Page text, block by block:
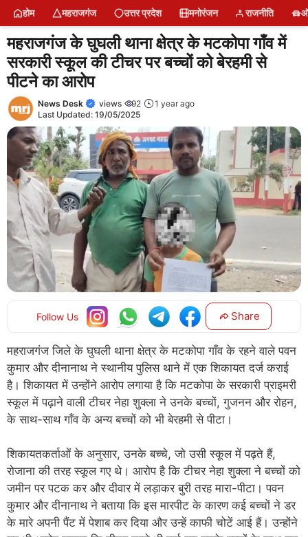
Skip
content
होम महराजगंज उत्तर प्रदेश मनोरंजन राजनीति
महराजगंज के घुघली थाना क्षेत्र के मटकोपा गाँव में
सरकारी स्कूल की टीचर पर बच्चों को बेरहमी से
पीटने का आरोप
News Desk views 92
1 year ago
Last Updated: 19/05/2025
Follow Us Share
महराजगंज जिले के घुघली थाना क्षेत्र के मटकोपा गाँव के रहने वाले पवन
कुमार और दीनानाथ ने स्थानीय पुलिस थाने में एक शिकायत दर्ज कराई
है। शिकायत में उन्होंने आरोप लगाया है कि मटकोपा के सरकारी प्राइमरी
स्कूल में पढ़ाने वाली टीचर नेहा शुक्ला ने उनके बच्चों, गुजनन और रोहन,
के साथ-साथ गाँव के अन्य बच्चों को भी बेरहमी से पीटा।
शिकायतकर्ताओं के अनुसार, उनके बच्चे, जो उसी स्कूल में पढ़ते हैं,
रोजाना की तरह स्कूल गए थे। आरोप है कि टीचर नेहा शुक्ला ने बच्चों को
जमीन पर पटक कर और दीवार में लड़ाकर बुरी तरह मारा-पीटा। पवन
कुमार और दीनानाथ ने बताया कि इस मारपीट के कारण कई बच्चों ने डर
के मारे अपनी पैंट में पेशाब कर दिया और उन्हें काफी चोटें आई हैं। उन्होंने